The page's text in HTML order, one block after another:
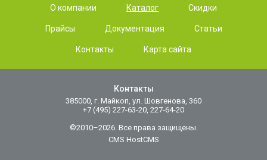
О компании Каталог Скидки
Прайсы Документация Статьи
Контакты Карта сайта
Контакты
385000, г. Майкоп, ул. Шовгенова, 360
+7 (495) 227-63-20, 227-64-20
©2010–2026. Все права защищены.
CMS HostCMS